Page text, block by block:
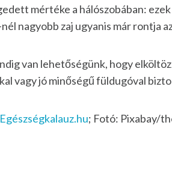
mértéke a hálószobában:
nagyobb zaj ugyanis már rontja
van lehetőségünk, hogy
vagy jó minőségű füldugóval
Egészségkalauz.hu; Fotó: Pixabay/